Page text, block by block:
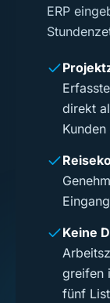
ERP
direkt
Kunden
Keine
greifen
fünf